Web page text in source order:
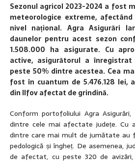
Sezonul agricol 2023-2024 a fost
meteorologice extreme,
nivel național. Agra Asigurări
daunelor pentru acest sezon
1.508.000 ha asigurate. Cu
active, asigurătorul a
peste 50% dintre acestea. Cea
fost în cuantum de 5.476.128 lei,
din Ilfov afectat de grindină.
Conform portofoliului Agra
dintre cele mai afectate județe. Cu
dintre care mai mult de jumătate au
pedologică și îngheț. De asemenea,
de afectat, cu peste 320 de